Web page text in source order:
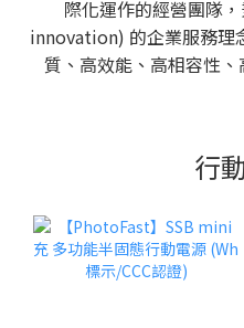
際化運作的經營團隊
innovation) 的企業服務理
質、高效能、高相容性
行